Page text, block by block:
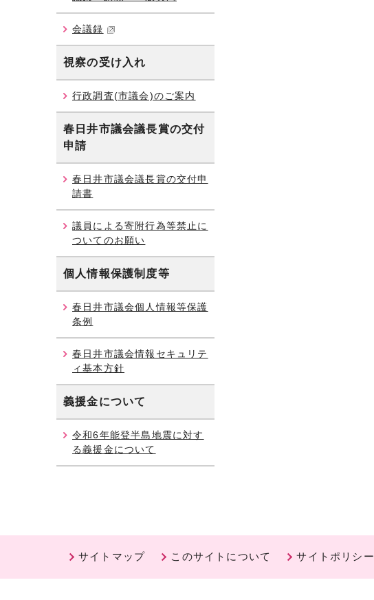
会議録
視察の受け入れ
行政調査(市議会)のご案内
春日井市議会議長賞の交付
申請
春日井市議会議長賞の交付申
請書
議員による寄附行為等禁止に
ついてのお願い
個人情報保護制度等
春日井市議会個人情報等保護
条例
春日井市議会情報セキュリテ
ィ基本方針
義援金について
令和6年能登半島地震に対す
る義援金について
サイトマップ このサイトについて サイトポリシー